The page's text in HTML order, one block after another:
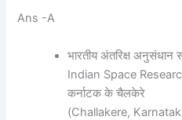
Ans -A
भारतीय अंतरिक्ष
Indian Space
कर्नाटक के चैलकेरे
(Challakere,